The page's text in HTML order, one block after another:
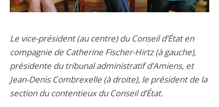
Le vice-président (au centre) du Conseil d’État en
compagnie de Catherine Fischer-Hirtz (à gauche),
présidente du tribunal administratif d’Amiens, et
Jean-Denis Combrexelle (à droite), le président de la
section du contentieux du Conseil d’État.